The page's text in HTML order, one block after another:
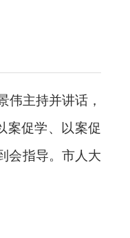
伟主持并讲话，
案促学、以案促
会指导。市人大